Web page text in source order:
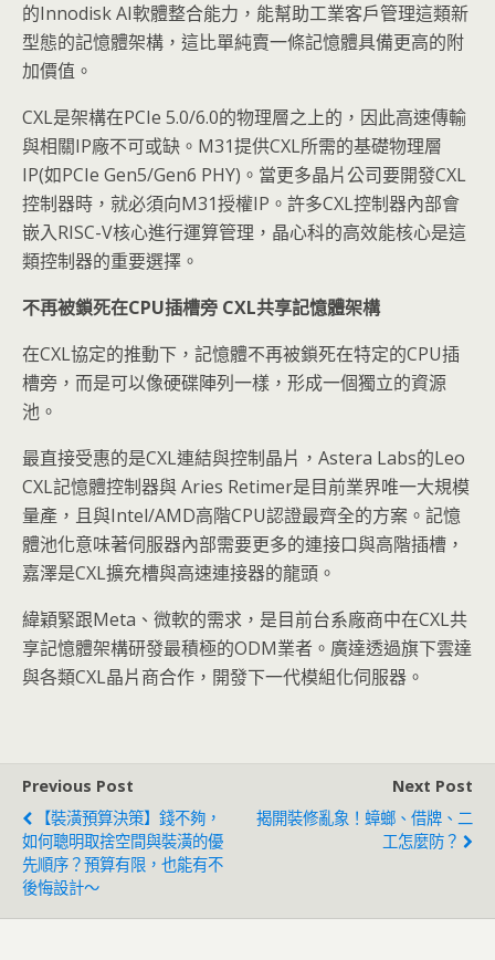
的Innodisk AI軟體整合能力，能幫助工業客戶管理這類新
型態的記憶體架構，這比單純賣一條記憶體具備更高的附
加價值。
CXL是架構在PCIe 5.0/6.0的物理層之上的，因此高速傳輸
與相關IP廠不可或缺。M31提供CXL所需的基礎物理層
IP(如PCIe Gen5/Gen6 PHY)。當更多晶片公司要開發CXL
控制器時，就必須向M31授權IP。許多CXL控制器內部會
嵌入RISC-V核心進行運算管理，晶心科的高效能核心是這
類控制器的重要選擇。
不再被鎖死在CPU插槽旁 CXL共享記憶體架構
在CXL協定的推動下，記憶體不再被鎖死在特定的CPU插
槽旁，而是可以像硬碟陣列一樣，形成一個獨立的資源
池。
最直接受惠的是CXL連結與控制晶片，Astera Labs的Leo
CXL記憶體控制器與 Aries Retimer是目前業界唯一大規模
量產，且與Intel/AMD高階CPU認證最齊全的方案。記憶
體池化意味著伺服器內部需要更多的連接口與高階插槽，
嘉澤是CXL擴充槽與高速連接器的龍頭。
緯穎緊跟Meta、微軟的需求，是目前台系廠商中在CXL共
享記憶體架構研發最積極的ODM業者。廣達透過旗下雲達
與各類CXL晶片商合作，開發下一代模組化伺服器。
Previous Post
【裝潢預算決策】錢不夠，
如何聰明取捨空間與裝潢的優
先順序？預算有限，也能有不
後悔設計～
Next Post
揭開裝修亂象！蟑螂、借牌、二
工怎麼防？